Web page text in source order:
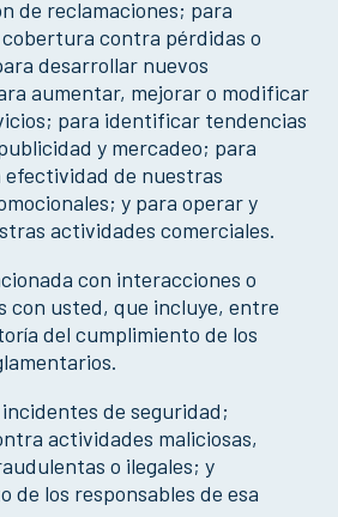
de reclamaciones; para
contra pérdidas o
desarrollar nuevos
aumentar, mejorar o modificar
para identificar tendencias
y mercadeo; para
de nuestras
y para operar y
actividades comerciales.
con interacciones o
con usted, que incluye, entre
del cumplimiento de los
de seguridad;
actividades maliciosas,
o ilegales; y
de los responsables de esa